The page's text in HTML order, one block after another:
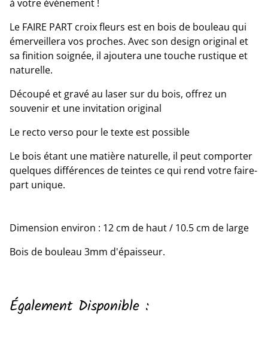
à votre évènement !
Le FAIRE PART croix fleurs est en bois de bouleau qui
émerveillera vos proches. Avec son design original et
sa finition soignée, il ajoutera une touche rustique et
naturelle.
Découpé et gravé au laser sur du bois, offrez un
souvenir et une invitation original
Le recto verso pour le texte est possible
Le bois étant une matière naturelle, il peut comporter
quelques différences de teintes ce qui rend votre faire-
part unique.
Dimension environ : 12 cm de haut / 10.5 cm de large
Bois de bouleau 3mm d'épaisseur.
Également Disponible :